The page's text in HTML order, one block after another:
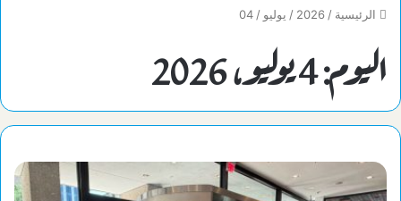
الرئيسية /
2026
/ يوليو /
04
اليوم:4 يوليو، 2026